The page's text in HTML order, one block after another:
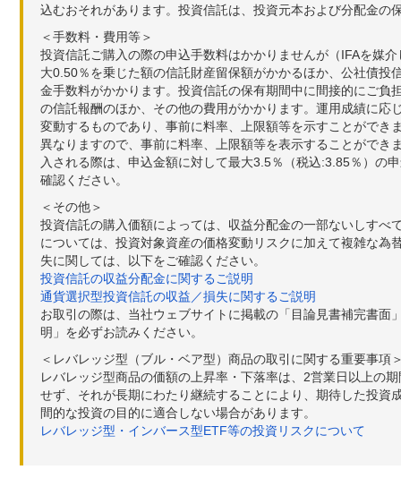
込むおそれがあります。投資信託は、投資元本および分配金の
＜手数料・費用等＞
投資信託ご購入の際の申込手数料はかかりませんが（IFAを媒
大0.50％を乗じた額の信託財産留保額がかかるほか、公社債
金手数料がかかります。投資信託の保有期間中に間接的にご
の信託報酬のほか、その他の費用がかかります。運用成績に
変動するものであり、事前に料率、上限額等を示すことがで
異なりますので、事前に料率、上限額等を表示することがで
入される際は、申込金額に対して最大3.5％（税込:3.85％）の
確認ください。
＜その他＞
投資信託の購入価額によっては、収益分配金の一部ないしす
については、投資対象資産の価格変動リスクに加えて複雑な
失に関しては、以下をご確認ください。
投資信託の収益分配金に関するご説明
通貨選択型投資信託の収益／損失に関するご説明
お取引の際は、当社ウェブサイトに掲載の「目論見書補完書
明」を必ずお読みください。
＜レバレッジ型（ブル・ベア型）商品の取引に関する重要事項
レバレッジ型商品の価額の上昇率・下落率は、2営業日以上の
せず、それが長期にわたり継続することにより、期待した投
間的な投資の目的に適合しない場合があります。
レバレッジ型・インバース型ETF等の投資リスクについて